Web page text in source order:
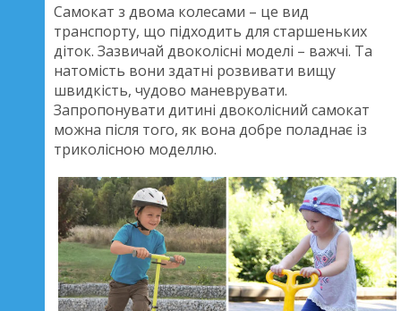
Самокат з двома колесами – це вид
транспорту, що підходить для старшеньких
діток. Зазвичай двоколісні моделі – важчі. Та
натомість вони здатні розвивати вищу
швидкість, чудово маневрувати.
Запропонувати дитині двоколісний самокат
можна після того, як вона добре поладнає із
триколісною моделлю.